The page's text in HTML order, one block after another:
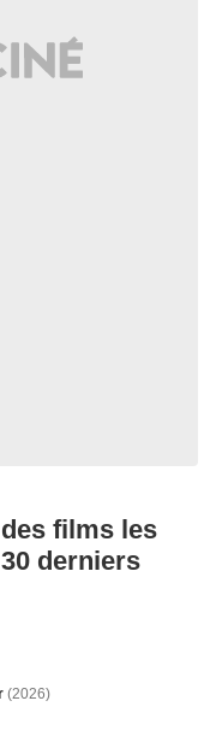
films les
derniers
(2026)